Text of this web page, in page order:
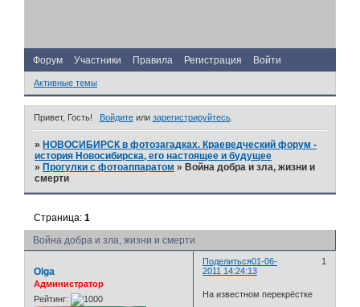
Форум Участники Правила Регистрация Войти
Активные темы
Привет, Гость! Войдитеили зарегистрируйтесь.
» НОВОСИБИРСК в фотозагадках. Краеведческий форум -
история Новосибирска, его настоящее и будущее
» Прогулки с фотоаппаратом » Война добра и зла, жизни и
смерти
Война добра и зла, жизни и смерти
Страница:1
Поделиться 1
01-06-
2011 14:24:13
Olga
Администратор
Рейтинг:
На известном перекрёстке